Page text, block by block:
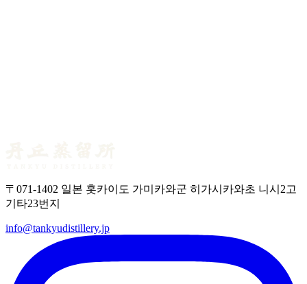
〒071-1402 일본 홋카이도 가미카와군 히가시카와초 니시2고
기타23번지
info@tankyudistillery.jp